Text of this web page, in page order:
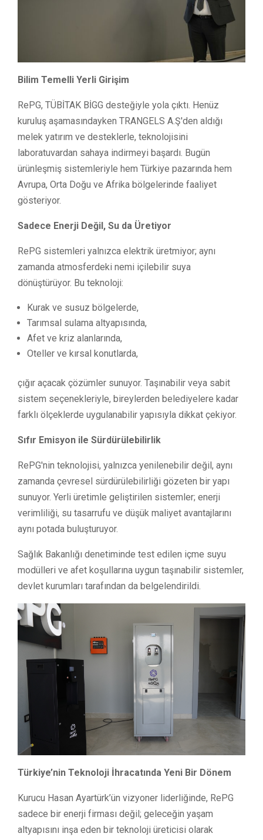
Bilim Temelli Yerli Girişim
RePG, TÜBİTAK BİGG desteğiyle yola çıktı. Henüz
kuruluş aşamasındayken TRANGELS A.Ş'den aldığı
melek yatırım ve desteklerle, teknolojisini
laboratuvardan sahaya indirmeyi başardı. Bugün
ürünleşmiş sistemleriyle hem Türkiye pazarında hem
Avrupa, Orta Doğu ve Afrika bölgelerinde faaliyet
gösteriyor.
Sadece Enerji Değil, Su da Üretiyor
RePG sistemleri yalnızca elektrik üretmiyor; aynı
zamanda atmosferdeki nemi içilebilir suya
dönüştürüyor. Bu teknoloji:
Kurak ve susuz bölgelerde,
Tarımsal sulama altyapısında,
Afet ve kriz alanlarında,
Oteller ve kırsal konutlarda,
çığır açacak çözümler sunuyor. Taşınabilir veya sabit
sistem seçenekleriyle, bireylerden belediyelere kadar
farklı ölçeklerde uygulanabilir yapısıyla dikkat çekiyor.
Sıfır Emisyon ile Sürdürülebilirlik
RePG'nin teknolojisi, yalnızca yenilenebilir değil, aynı
zamanda çevresel sürdürülebilirliği gözeten bir yapı
sunuyor. Yerli üretimle geliştirilen sistemler; enerji
verimliliği, su tasarrufu ve düşük maliyet avantajlarını
aynı potada buluşturuyor.
Sağlık Bakanlığı denetiminde test edilen içme suyu
modülleri ve afet koşullarına uygun taşınabilir sistemler,
devlet kurumları tarafından da belgelendirildi.
Türkiye’nin Teknoloji İhracatında Yeni Bir Dönem
Kurucu Hasan Ayartürk’ün vizyoner liderliğinde, RePG
sadece bir enerji firması değil; geleceğin yaşam
altyapısını inşa eden bir teknoloji üreticisi olarak